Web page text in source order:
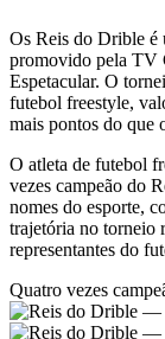
Os Reis do Drible é
promovido pela TV
Espetacular. O
futebol freestyle,
mais pontos do que
O atleta de futebol
vezes campeão do
nomes do esporte,
trajetória no torneio
representantes do
Quatro vezes